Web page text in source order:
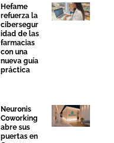
Hefame
refuerza la
cibersegur
idad de las
farmacias
con una
nueva guía
práctica
Neuronis
Coworking
abre sus
puertas en